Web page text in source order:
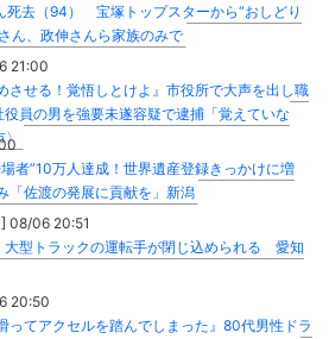
死去（94） 宝塚トップスターから“おしどり
ん、政伸さんら家族のみで
21:00
させる！覚悟しとけよ』市役所で大声を出し職
員の男を強要未遂容疑で逮捕「覚えていな
者”10万人達成！世界遺産登録きっかけに増
佐渡の発展に貢献を」新潟
08/06 20:51
型トラックの運転手が閉じ込められる 愛知
20:50
ってアクセルを踏んでしまった』80代男性ドラ